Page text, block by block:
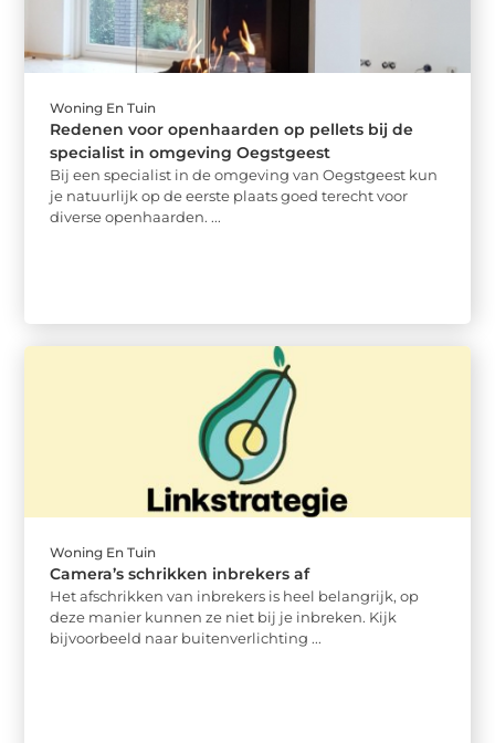
Woning En Tuin
Redenen voor openhaarden op pellets bij de
specialist in omgeving Oegstgeest
Bij een specialist in de omgeving van Oegstgeest kun
je natuurlijk op de eerste plaats goed terecht voor
diverse openhaarden. ...
Woning En Tuin
Camera’s schrikken inbrekers af
Het afschrikken van inbrekers is heel belangrijk, op
deze manier kunnen ze niet bij je inbreken. Kijk
bijvoorbeeld naar buitenverlichting ...